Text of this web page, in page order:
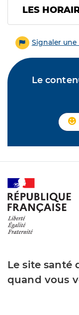
LES
Signaler
Le
Le site santé
quand vous